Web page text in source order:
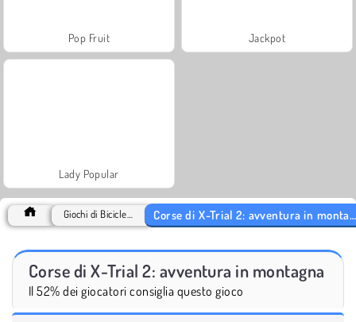
Pop Fruit Jackpot
Lady Popular
Corse di X-Trial 2: avventura in montagna
Il 52% dei giocatori consiglia questo gioco